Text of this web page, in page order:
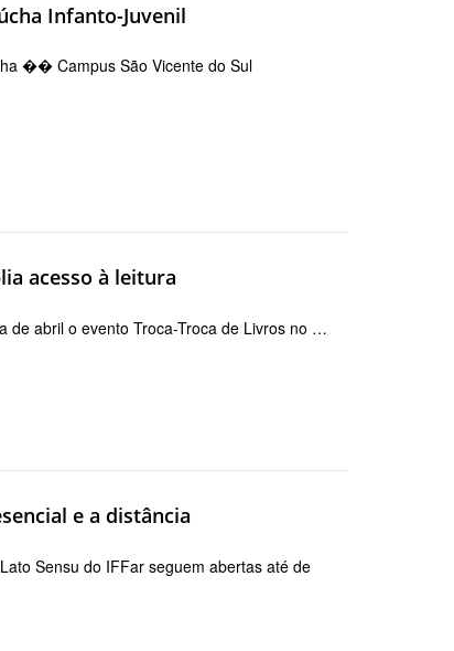
Infanto-Juvenil
�� Campus São Vicente do Sul
acesso à leitura
de abril o evento Troca-Troca de Livros no …
e a distância
Sensu do IFFar seguem abertas até de